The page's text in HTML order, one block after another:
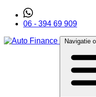
06 - 394 69 909
Navigatie